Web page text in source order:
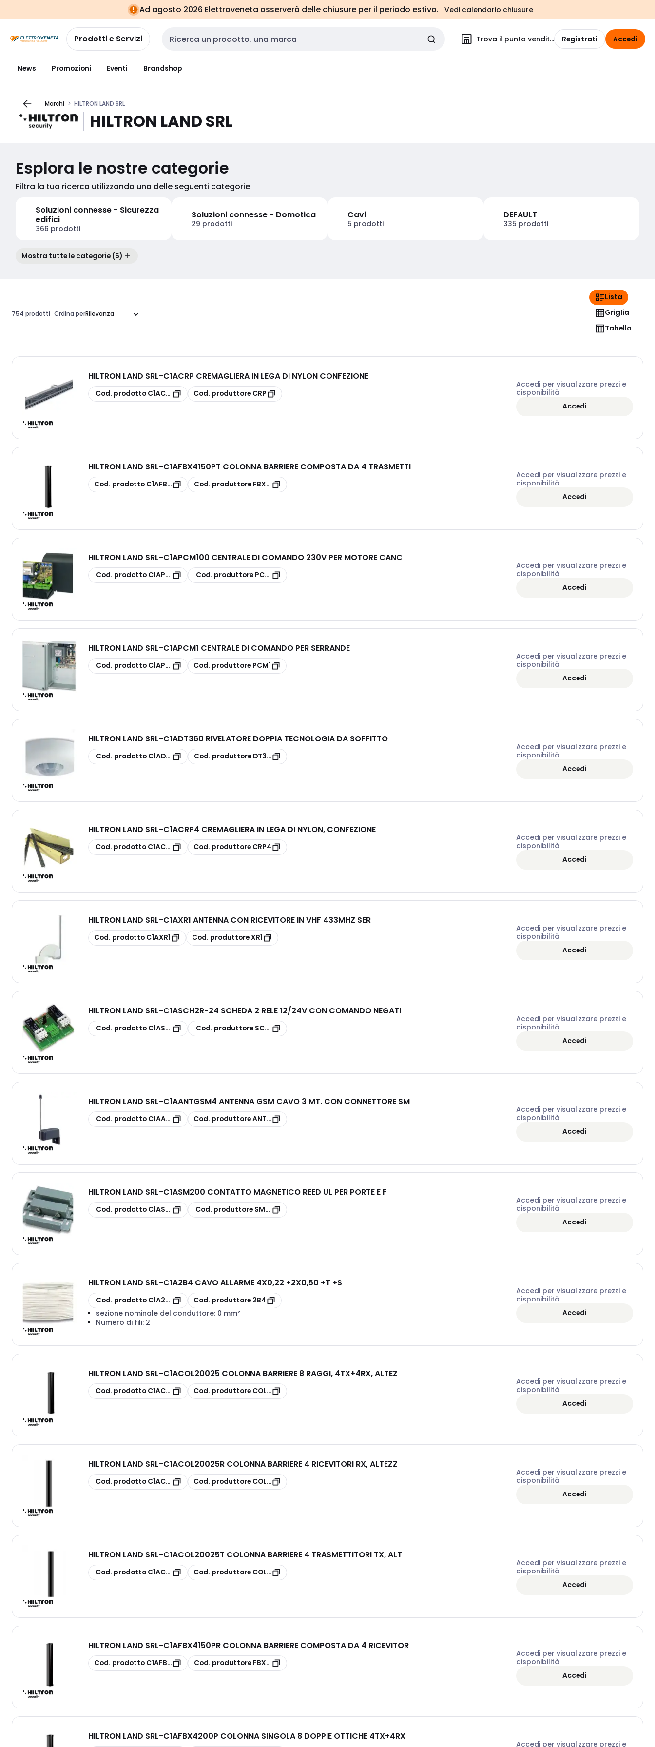
navigazionealla
pagina
Ad agosto 2026 Elettroveneta osserverà delle chiusure per il periodo estivo. Vedi calendario chiusure
Prodotti e Servizi Cerca input Trova il punto vendita Registrati Accedi
News Promozioni Eventi Brandshop
Marchi HILTRON LAND SRL
HILTRON LAND SRL
Esplora le nostre categorie
Filtra la tua ricerca utilizzando una delle seguenti categorie
Soluzioni connesse - Sicurezza
edifici
366 prodotti
Soluzioni connesse - Domotica
29 prodotti
Cavi
5 prodotti
DEFAULT
335 prodotti
Mostra tutte le categorie (6)
754 prodotti Ordina per
Lista
Griglia
Tabella
HILTRON LAND SRL-C1ACRP CREMAGLIERA IN LEGA DI NYLON CONFEZIONE
copia
Cod. prodotto C1ACRP copia
Cod. produttore CRP
Accedi per visualizzare prezzi e
disponibilità
Accedi
HILTRON LAND SRL-C1AFBX4150PT COLONNA BARRIERE COMPOSTA DA 4 TRASMETTI
copia
Cod. prodotto C1AFBX4150PTcopia
Cod. produttore FBX4150PT
Accedi per visualizzare prezzi e
disponibilità
Accedi
HILTRON LAND SRL-C1APCM100 CENTRALE DI COMANDO 230V PER MOTORE CANC
copia
Cod. prodotto C1APCM100copiaCod. produttore PCM100
Accedi per visualizzare prezzi e
disponibilità
Accedi
HILTRON LAND SRL-C1APCM1 CENTRALE DI COMANDO PER SERRANDE
copia
Cod. prodotto C1APCM1 copia
Cod. produttore PCM1
Accedi per visualizzare prezzi e
disponibilità
Accedi
HILTRON LAND SRL-C1ADT360 RIVELATORE DOPPIA TECNOLOGIA DA SOFFITTO
copia
Cod. prodotto C1ADT360 copia
Cod. produttore DT360
Accedi per visualizzare prezzi e
disponibilità
Accedi
HILTRON LAND SRL-C1ACRP4 CREMAGLIERA IN LEGA DI NYLON, CONFEZIONE
copia
Cod. prodotto C1ACRP4 copia
Cod. produttore CRP4
Accedi per visualizzare prezzi e
disponibilità
Accedi
HILTRON LAND SRL-C1AXR1 ANTENNA CON RICEVITORE IN VHF 433MHZ SER
copia
Cod. prodotto C1AXR1 copia
Cod. produttoreXR1
Accedi per visualizzare prezzi e
disponibilità
Accedi
HILTRON LAND SRL-C1ASCH2R-24 SCHEDA 2 RELE 12/24V CON COMANDO NEGATI
copia
Cod. prodotto C1ASCH2R-24copiaCod. produttore SCH2R-24
Accedi per visualizzare prezzi e
disponibilità
Accedi
HILTRON LAND SRL-C1AANTGSM4 ANTENNA GSM CAVO 3 MT. CON CONNETTORE SM
copia
Cod. prodotto C1AANTGSM4copia
Cod. produttoreANTGSM4
Accedi per visualizzare prezzi e
disponibilità
Accedi
HILTRON LAND SRL-C1ASM200 CONTATTO MAGNETICO REED UL PER PORTE E F
copia
Cod. prodotto C1ASM200 copia
Cod. produttore SM200
Accedi per visualizzare prezzi e
disponibilità
Accedi
HILTRON LAND SRL-C1A2B4 CAVO ALLARME 4X0,22 +2X0,50 +T +S
copia
Cod. prodotto C1A2B4 copia
Cod. produttore 2B4
sezione nominale del conduttore: 0 mm²
Numero di fili: 2
Accedi per visualizzare prezzi e
disponibilità
Accedi
HILTRON LAND SRL-C1ACOL20025 COLONNA BARRIERE 8 RAGGI, 4TX+4RX, ALTEZ
copia
Cod. prodotto C1ACOL20025copia
Cod. produttore COL20025
Accedi per visualizzare prezzi e
disponibilità
Accedi
HILTRON LAND SRL-C1ACOL20025R COLONNA BARRIERE 4 RICEVITORI RX, ALTEZZ
copia
Cod. prodotto C1ACOL20025R
copia
Cod. produttore COL20025R
Accedi per visualizzare prezzi e
disponibilità
Accedi
HILTRON LAND SRL-C1ACOL20025T COLONNA BARRIERE 4 TRASMETTITORI TX, ALT
copia
Cod. prodotto C1ACOL20025T
copia
Cod. produttore COL20025T
Accedi per visualizzare prezzi e
disponibilità
Accedi
HILTRON LAND SRL-C1AFBX4150PR COLONNA BARRIERE COMPOSTA DA 4 RICEVITOR
copia
Cod. prodotto C1AFBX4150PRcopia
Cod. produttore FBX4150PR
Accedi per visualizzare prezzi e
disponibilità
Accedi
HILTRON LAND SRL-C1AFBX4200P COLONNA SINGOLA 8 DOPPIE OTTICHE 4TX+4RX
Accedi per visualizzare prezzi e